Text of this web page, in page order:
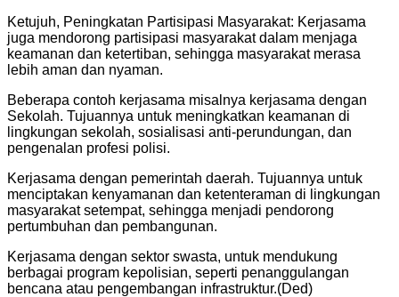
Ketujuh, Peningkatan Partisipasi Masyarakat: Kerjasama
juga mendorong partisipasi masyarakat dalam menjaga
keamanan dan ketertiban, sehingga masyarakat merasa
lebih aman dan nyaman.
Beberapa contoh kerjasama misalnya kerjasama dengan
Sekolah. Tujuannya untuk meningkatkan keamanan di
lingkungan sekolah, sosialisasi anti-perundungan, dan
pengenalan profesi polisi.
Kerjasama dengan pemerintah daerah. Tujuannya untuk
menciptakan kenyamanan dan ketenteraman di lingkungan
masyarakat setempat, sehingga menjadi pendorong
pertumbuhan dan pembangunan.
Kerjasama dengan sektor swasta, untuk mendukung
berbagai program kepolisian, seperti penanggulangan
bencana atau pengembangan infrastruktur.(Ded)